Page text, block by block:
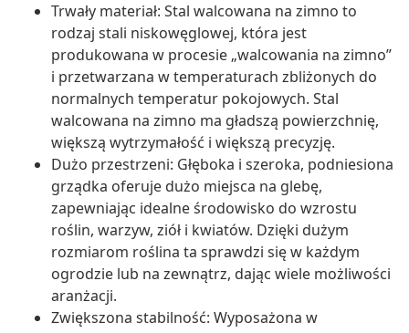
Trwały materiał: Stal walcowana na zimno to
rodzaj stali niskowęglowej, która jest
produkowana w procesie „walcowania na zimno”
i przetwarzana w temperaturach zbliżonych do
normalnych temperatur pokojowych. Stal
walcowana na zimno ma gładszą powierzchnię,
większą wytrzymałość i większą precyzję.
Dużo przestrzeni: Głęboka i szeroka, podniesiona
grządka oferuje dużo miejsca na glebę,
zapewniając idealne środowisko do wzrostu
roślin, warzyw, ziół i kwiatów. Dzięki dużym
rozmiarom roślina ta sprawdzi się w każdym
ogrodzie lub na zewnątrz, dając wiele możliwości
aranżacji.
Zwiększona stabilność: Wyposażona w